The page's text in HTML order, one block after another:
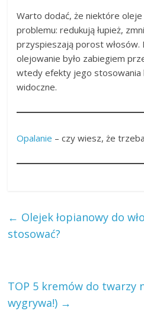
Warto dodać, że niektóre oleje
problemu: redukują łupież,
przyspieszają porost włosów.
olejowanie było zabiegiem
wtedy efekty jego stosowania
widoczne.
Opalanie – czy wiesz, że
← Olejek łopianowy do
stosować?
TOP 5 kremów do twarzy
wygrywa!) →